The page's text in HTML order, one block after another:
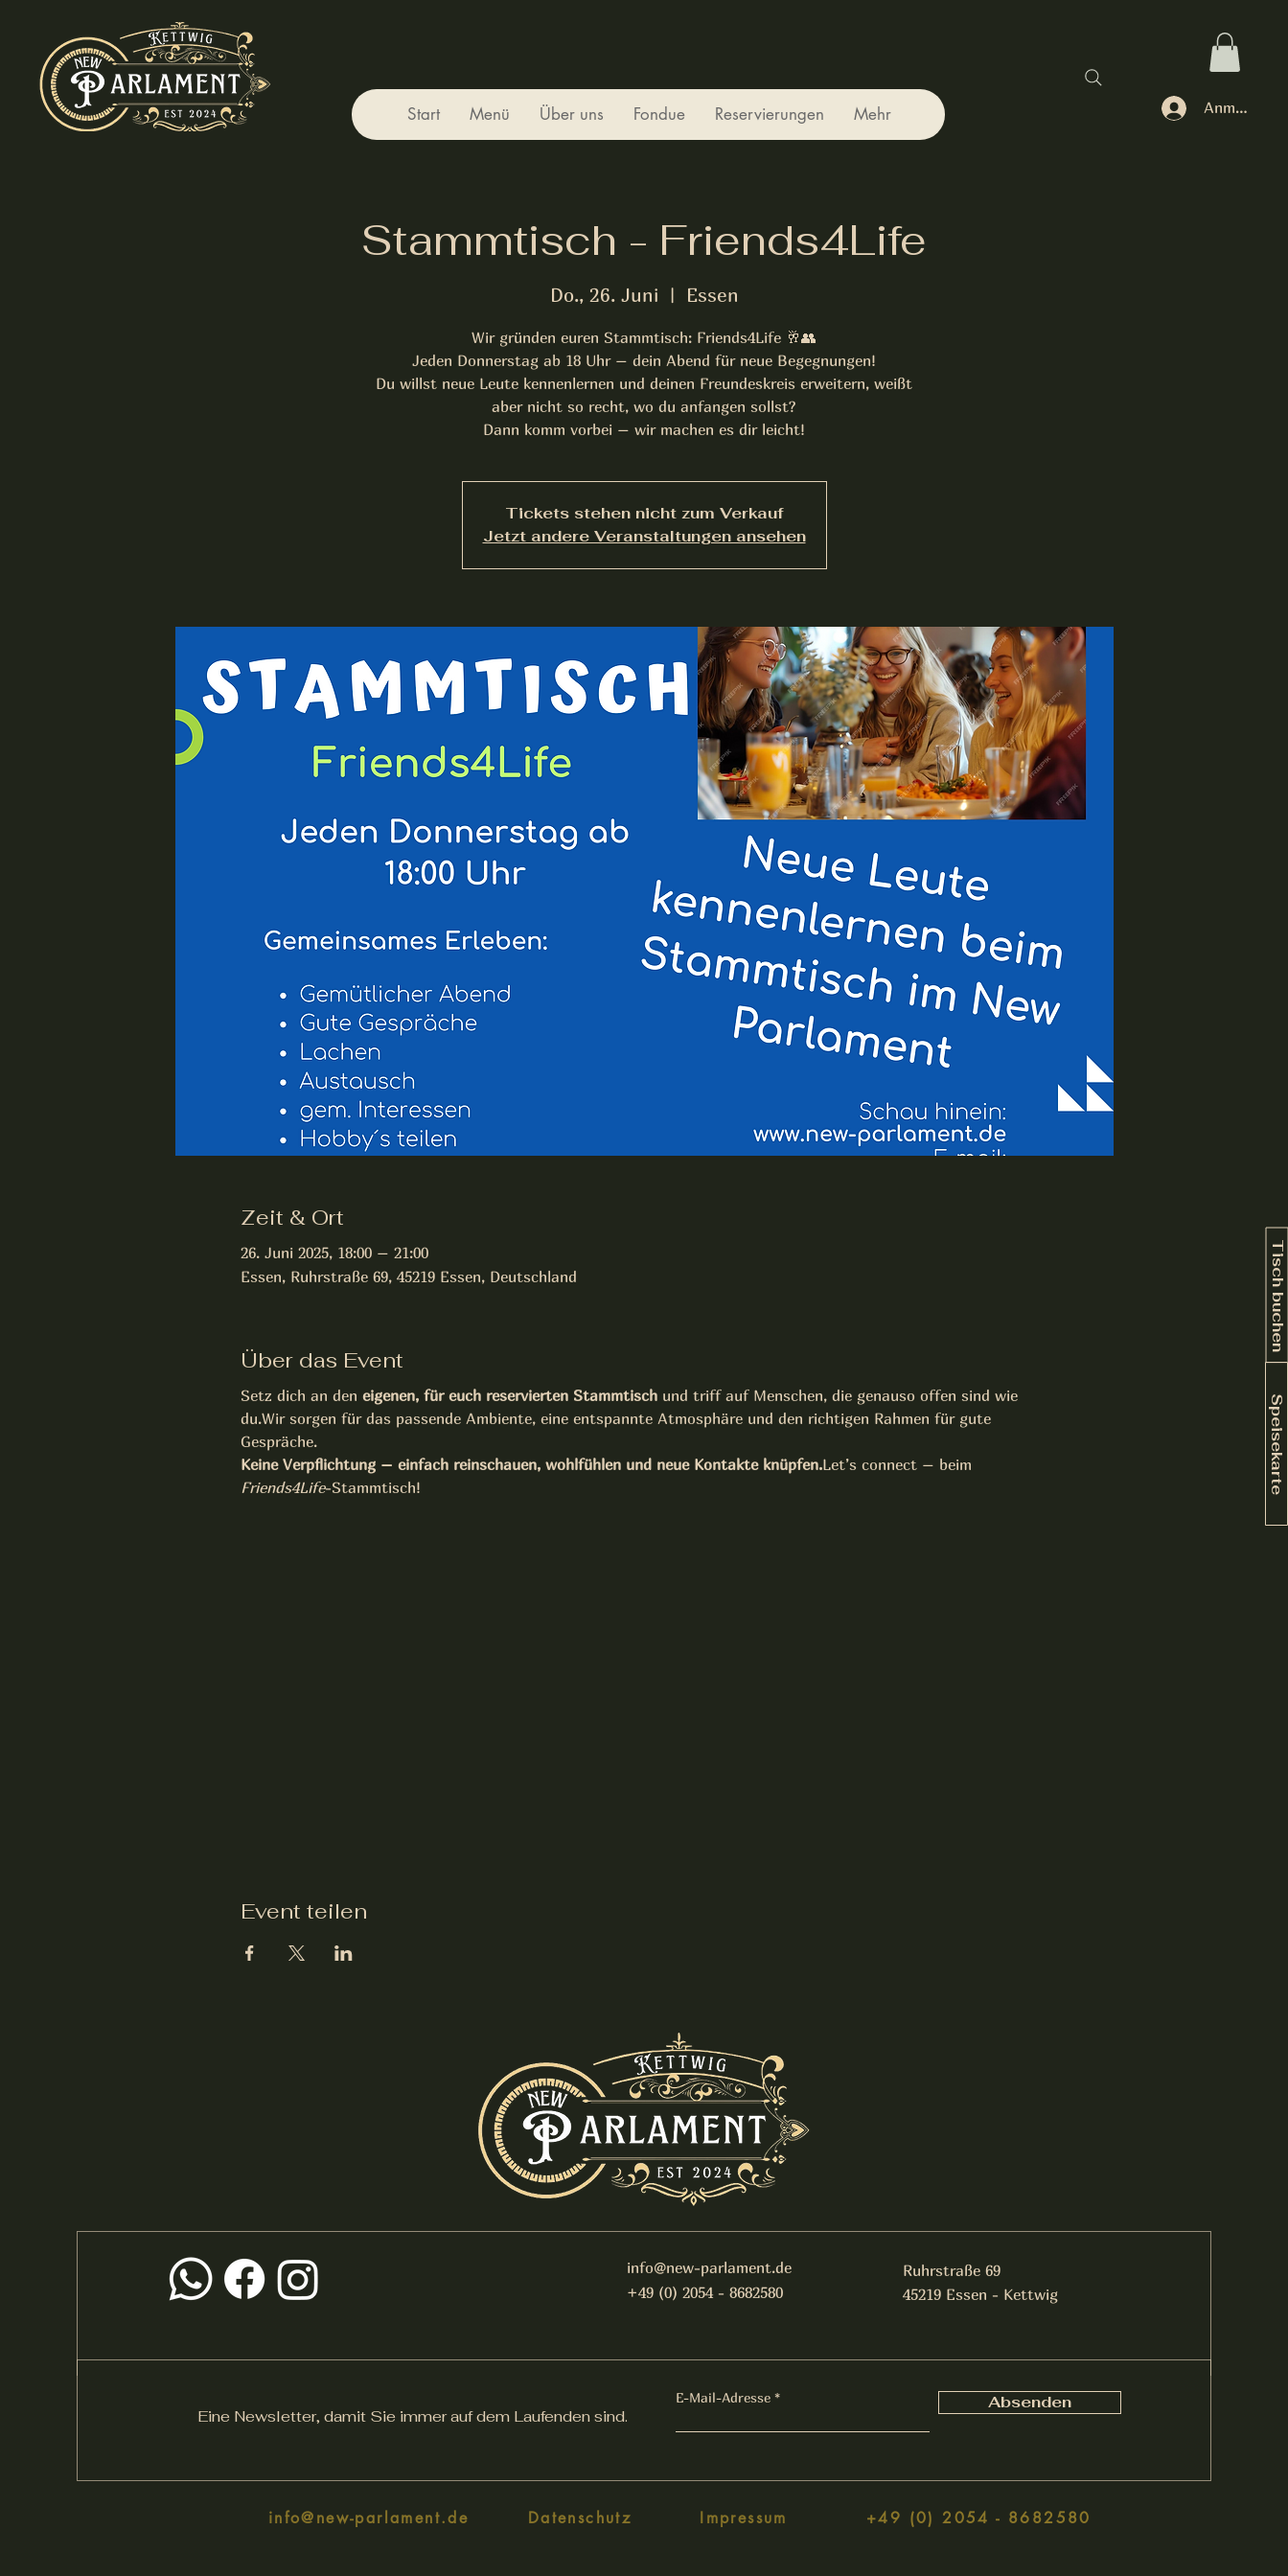
Start Menü Über uns Fondue Reservierungen Mehr Anmelden
Tisch buchen
Speisekarte
Stammtisch - Friends4Life
Do., 26. Juni
  |
Essen
Wir gründen euren Stammtisch: Friends4Life 🥂👥
Jeden Donnerstag ab 18 Uhr – dein Abend für neue Begegnungen!
Du willst neue Leute kennenlernen und deinen Freundeskreis erweitern, weißt
aber nicht so recht, wo du anfangen sollst?
Tickets stehen nicht zum Verkauf
Jetzt andere Veranstaltungen ansehen
Zeit & Ort
26. Juni 2025, 18:00 – 21:00
Essen, Ruhrstraße 69, 45219 Essen, Deutschland
Über das Event
Setz dich an den eigenen, für euch reservierten Stammtisch und triff auf Menschen, die genauso offen sind wie
du.Wir sorgen für das passende Ambiente, eine entspannte Atmosphäre und den richtigen Rahmen für gute
Gespräche.
Keine Verpflichtung – einfach reinschauen, wohlfühlen und neue Kontakte knüpfen.Let’s connect – beim
Friends4Life-Stammtisch!
Event teilen
info@new-parlament.de
+49 (0) 2054 - 8682580
Ruhrstraße 69
45219 Essen - Kettwig
Eine Newsletter, damit Sie immer auf dem Laufenden sind.
E-Mail-Adresse Absenden
info@new-parlament.de Datenschutz Impressum +49 (0) 2054 - 8682580